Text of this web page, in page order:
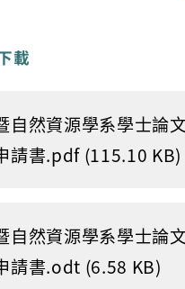
載
自然資源學系學士論
請書.pdf (115.10 KB)
自然資源學系學士論
請書.odt (6.58 KB)